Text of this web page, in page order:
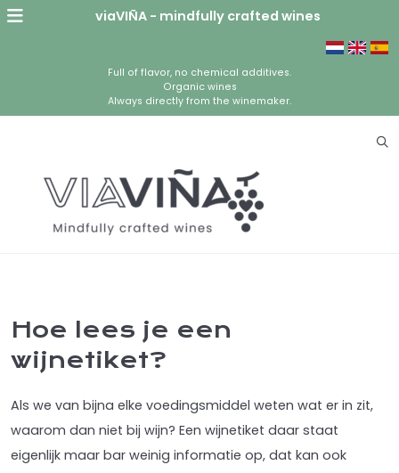
viaVIÑA - mindfully crafted wines
Full of flavor, no chemical additives.
Organic wines
Always directly from the winemaker.
Hoe lees je een
wijnetiket?
Als we van bijna elke voedingsmiddel weten wat er in zit,
waarom dan niet bij wijn? Een wijnetiket daar staat
eigenlijk maar bar weinig informatie op, dat kan ook